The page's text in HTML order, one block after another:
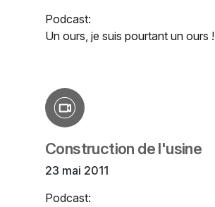
Podcast:
Un ours, je suis pourtant un ours !
Construction de l'usine
23 mai 2011
Podcast: